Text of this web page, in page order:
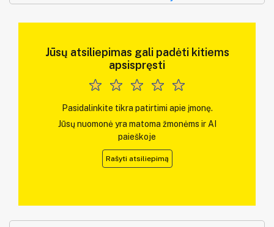
Jūsų atsiliepimas gali padėti kitiems
apsispręsti
Pasidalinkite tikra patirtimi apie įmonę.
Jūsų nuomonė yra matoma žmonėms ir AI
paieškoje
Rašyti atsiliepimą